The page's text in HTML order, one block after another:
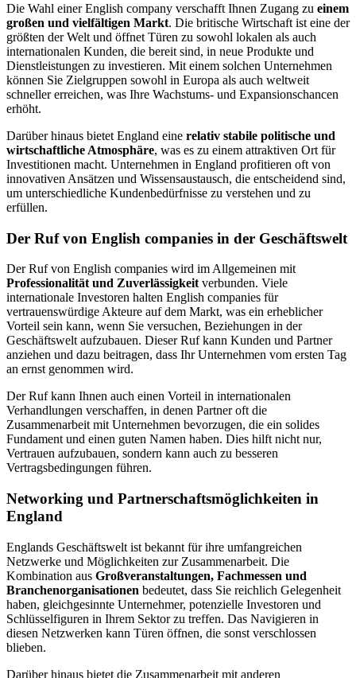
Die Wahl einer English company verschafft Ihnen Zugang zu einem
großen und vielfältigen Markt. Die britische Wirtschaft ist eine der
größten der Welt und öffnet Türen zu sowohl lokalen als auch
internationalen Kunden, die bereit sind, in neue Produkte und
Dienstleistungen zu investieren. Mit einem solchen Unternehmen
können Sie Zielgruppen sowohl in Europa als auch weltweit
schneller erreichen, was Ihre Wachstums- und Expansionschancen
erhöht.
Darüber hinaus bietet England eine relativ stabile politische und
wirtschaftliche Atmosphäre, was es zu einem attraktiven Ort für
Investitionen macht. Unternehmen in England profitieren oft von
innovativen Ansätzen und Wissensaustausch, die entscheidend sind,
um unterschiedliche Kundenbedürfnisse zu verstehen und zu
erfüllen.
Der Ruf von English companies in der Geschäftswelt
Der Ruf von English companies wird im Allgemeinen mit
Professionalität und Zuverlässigkeitverbunden. Viele
internationale Investoren halten English companies für
vertrauenswürdige Akteure auf dem Markt, was ein erheblicher
Vorteil sein kann, wenn Sie versuchen, Beziehungen in der
Geschäftswelt aufzubauen. Dieser Ruf kann Kunden und Partner
anziehen und dazu beitragen, dass Ihr Unternehmen vom ersten Tag
an ernst genommen wird.
Der Ruf kann Ihnen auch einen Vorteil in internationalen
Verhandlungen verschaffen, in denen Partner oft die
Zusammenarbeit mit Unternehmen bevorzugen, die ein solides
Fundament und einen guten Namen haben. Dies hilft nicht nur,
Vertrauen aufzubauen, sondern kann auch zu besseren
Vertragsbedingungen führen.
Networking und Partnerschaftsmöglichkeiten in
England
Englands Geschäftswelt ist bekannt für ihre umfangreichen
Netzwerke und Möglichkeiten zur Zusammenarbeit. Die
Kombination aus Großveranstaltungen, Fachmessen und
Branchenorganisationen bedeutet, dass Sie reichlich Gelegenheit
haben, gleichgesinnte Unternehmer, potenzielle Investoren und
Schlüsselfiguren in Ihrem Sektor zu treffen. Das Navigieren in
diesen Netzwerken kann Türen öffnen, die sonst verschlossen
blieben.
Darüber hinaus bietet die Zusammenarbeit mit anderen